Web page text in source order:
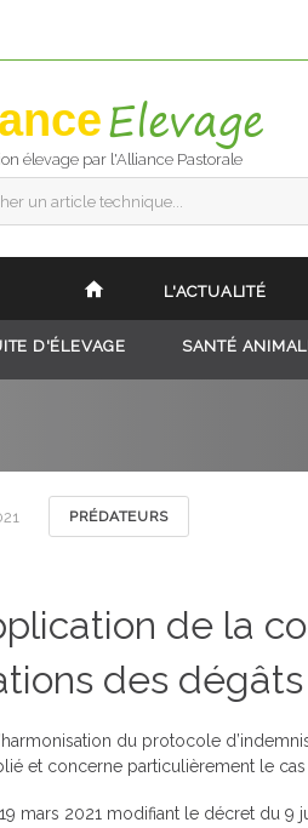
élevage par l'Alliance Pastorale
un article technique...
L'ACTUALITÉ
D'ÉLEVAGE SANTÉ
PRÉDATEURS
de la
des
du protocole
et concerne particulièrement le
mars 2021 modifiant le décret du 9